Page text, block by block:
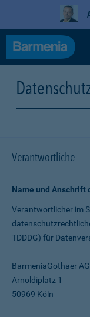
Verantwortliche
Name und Anschrift
Verantwortlicher im
TDDDG) für
BarmeniaGothaer AG
Arnoldiplatz 1
50969 Köln